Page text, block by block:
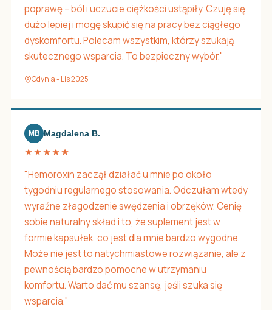
poprawę – ból i uczucie ciężkości ustąpiły. Czuję się
dużo lepiej i mogę skupić się na pracy bez ciągłego
dyskomfortu. Polecam wszystkim, którzy szukają
skutecznego wsparcia. To bezpieczny wybór."
Gdynia - Lis 2025
MB Magdalena B.
★★★★★
"Hemoroxin zaczął działać u mnie po około
tygodniu regularnego stosowania. Odczułam wtedy
wyraźne złagodzenie swędzenia i obrzęków. Cenię
sobie naturalny skład i to, że suplement jest w
formie kapsułek, co jest dla mnie bardzo wygodne.
Może nie jest to natychmiastowe rozwiązanie, ale z
pewnością bardzo pomocne w utrzymaniu
komfortu. Warto dać mu szansę, jeśli szuka się
wsparcia."